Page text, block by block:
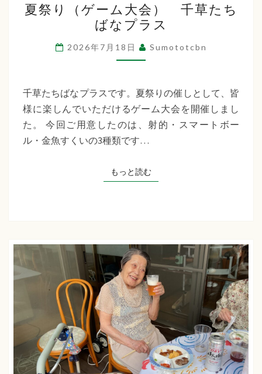
祭
り
（ゲ
ー
大
会）
千
草
ち
ス
夏祭り（ゲーム大会） 千草たち
ばなプラス
2026年7月18日 Sumototcbn
千草たちばなプラスです。夏祭りの催しとして、皆
様に楽しんでいただけるゲーム大会を開催しまし
た。 今回ご用意したのは、射的・スマートボー
ル・金魚すくいの3種類です…
もっと読むもっと読む